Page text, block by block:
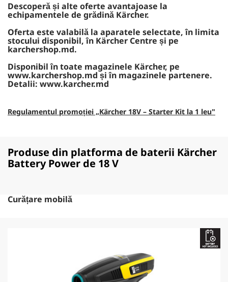
Descoperă și alte oferte avantajoase la
echipamentele de grădină Kärcher.
Oferta este valabilă la aparatele selectate, în limita
stocului disponibil, în Kärcher Centre și pe
karchershop.md.
Disponibil în toate magazinele Kärcher, pe
www.karchershop.md și în magazinele partenere.
Detalii: www.karcher.md
Regulamentul promoției „Kärcher 18V – Starter Kit la 1 leu"
Produse din platforma de baterii Kärcher
Battery Power de 18 V
Curățare mobilă